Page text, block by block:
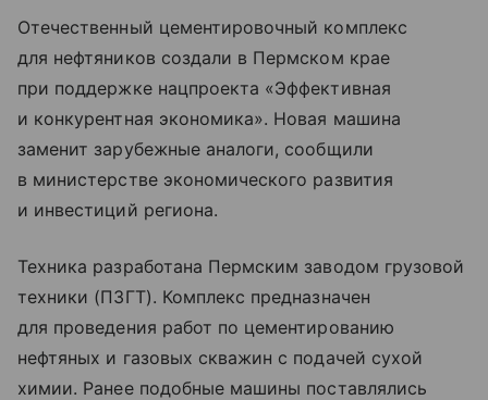
Отечественный цементировочный комплекс
для нефтяников создали в Пермском крае
при поддержке нацпроекта «Эффективная
и конкурентная экономика». Новая машина
заменит зарубежные аналоги, сообщили
в министерстве экономического развития
и инвестиций региона.
Техника разработана Пермским заводом грузовой
техники (ПЗГТ). Комплекс предназначен
для проведения работ по цементированию
нефтяных и газовых скважин с подачей сухой
химии. Ранее подобные машины поставлялись